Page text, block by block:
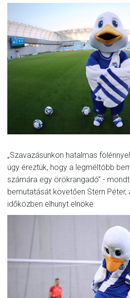
HÍREK
KLUB
GALÉRIA
SZURKOLÓI
„Szavazásunkon hatalmas
úgy éreztük, hogy a legméltóbb
számára egy örökrangadó” -
bemutatását követően Stern Péter,
időközben elhunyt elnöke.